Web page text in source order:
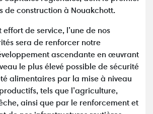
de construction à Nouakchott.
effort de service, l’une de nos
sera de renforcer notre
ascendante en œuvrant
le plus élevé possible de sécurité
alimentaires par la mise à niveau
tels que l’agriculture,
ainsi que par le renforcement et